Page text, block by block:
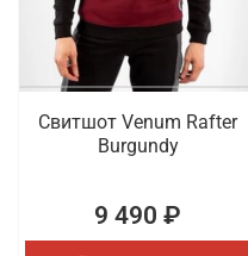
Свитшот Venum Rafter
Burgundy
9 490 ₽